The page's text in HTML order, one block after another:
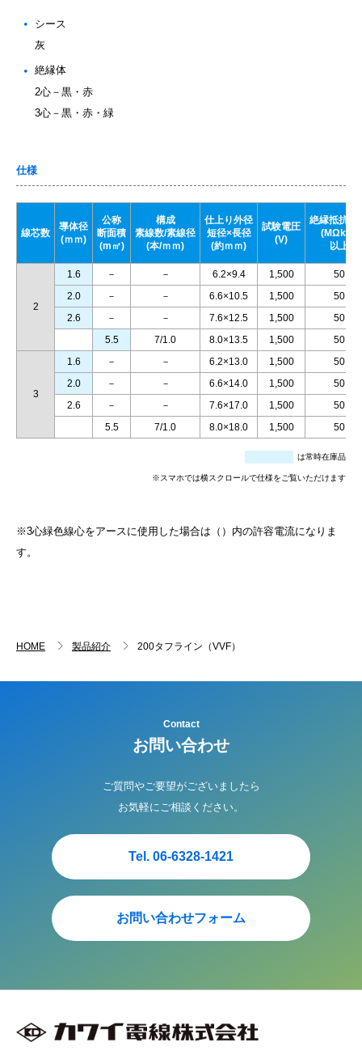
シース
灰
絶縁体
2心－黒・赤
3心－黒・赤・緑
仕様
線芯数
導体径
(ｍｍ)
公称
断面積
(m㎡)
構成
素線数/素線径
(本/ｍｍ)
仕上り外径
短径×長径
(約ｍｍ)
試験電圧
(V)
絶縁抵抗
(MΩkm)
以上
2
1.6 － － 6.2×9.4 1,500 50
2.0 － － 6.6×10.5 1,500 50
2.6 － － 7.6×12.5 1,500 50
5.5 7/1.0 8.0×13.5 1,500 50
3
1.6 － － 6.2×13.0 1,500 50
2.0 － － 6.6×14.0 1,500 50
2.6 － － 7.6×17.0 1,500 50
5.5 7/1.0 8.0×18.0 1,500 50
は常時在庫品
※スマホでは横スクロールで仕様をご覧いただけます
※3心緑色線心をアースに使用した場合は（）内の許容電流になりま
す。
HOME 製品紹介 200タフライン（VVF）
Contact
お問い合わせ
ご質問やご要望がございましたら
お気軽にご相談ください。
Tel. 06-6328-1421
お問い合わせフォーム